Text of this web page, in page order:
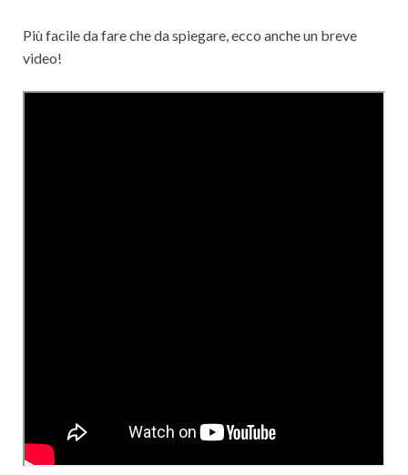
Più facile da fare che da spiegare, ecco anche un breve
video!